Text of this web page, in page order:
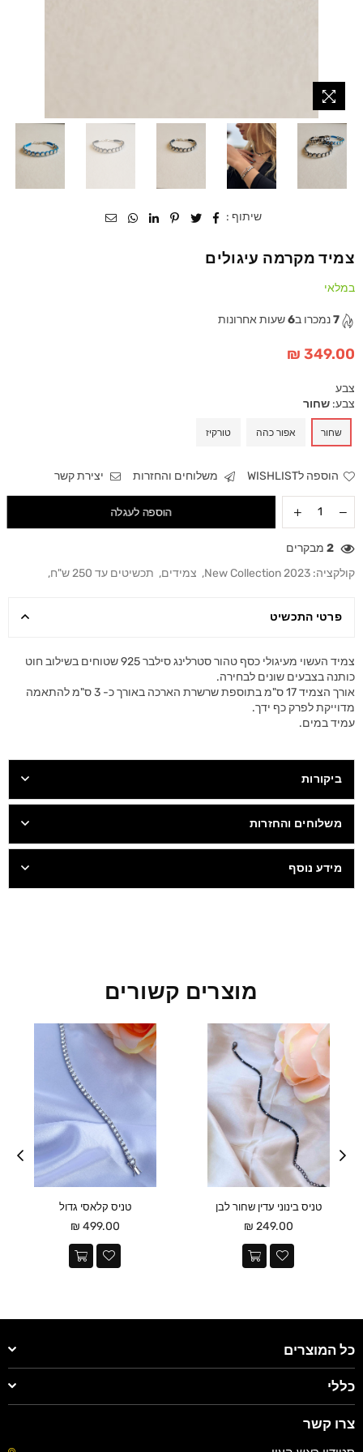
שיתוף :
צמיד מקרמה עיגולים
במלאי
7נמכרו ב6שעות אחרונות
מחיר
349.00 ₪
צבע
צבע: שחור
שחור אפור כהה טורקיז
הוספה לWISHLIST משלוחים והחזרות יצירת קשר
הוספה לעגלה
2 מבקרים
קולקציה: New Collection 2023
, צמידים, תכשיטים עד 250 ש"ח ,
פרטי התכשיט
צמיד העשוי מעיגולי כסף טהור סטרלינג סילבר 925 שטוחים בשילוב חוט
כותנה בצבעים שונים לבחירה.
אורך הצמיד 17 ס"מ בתוספת שרשרת הארכה באורך כ- 3 ס"מ להתאמה
מדוייקת לפרק כף ידך.
עמיד במים.
ביקורות
משלוחים והחזרות
מידע נוסף
מוצרים קשורים
טניס בינוני עדין שחור לבן
מחיר
249.00 ₪
טניס קלאסי גדול
מחיר
499.00 ₪
כל המוצרים
כללי
צרו קשר